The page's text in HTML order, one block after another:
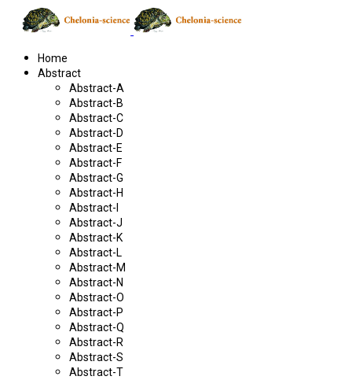
Home
Abstract
Abstract-A
Abstract-B
Abstract-C
Abstract-D
Abstract-E
Abstract-F
Abstract-G
Abstract-H
Abstract-I
Abstract-J
Abstract-K
Abstract-L
Abstract-M
Abstract-N
Abstract-O
Abstract-P
Abstract-Q
Abstract-R
Abstract-S
Abstract-T